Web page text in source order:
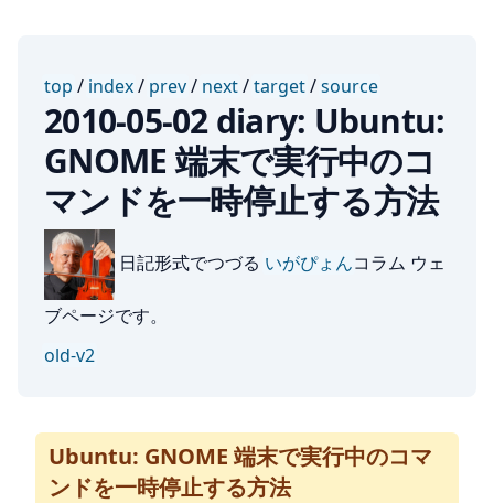
top / index/ prev/ next/target/source
2010-05-02 diary: Ubuntu:
GNOME 端末で実行中のコ
マンドを一時停止する方法
日記形式でつづる いがぴょんコラム ウェ
ブページです。
old-v2
Ubuntu: GNOME 端末で実行中のコマ
ンドを一時停止する方法